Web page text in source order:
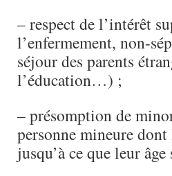
– respect de l’intérêt
l’enfermement, non-
séjour des parents
l’éducation…) ;
– présomption de
personne mineure dont
jusqu’à ce que leur